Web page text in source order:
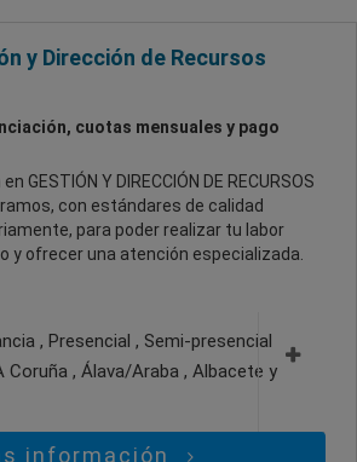
y Dirección de Recursos
cuotas mensuales y pago
GESTIÓN Y DIRECCIÓN DE RECURSOS
con estándares de calidad
para poder realizar tu labor
y ofrecer una atención especializada.
, Presencial , Semi-presencial
Coruña , Álava/Araba , Albacete y
información